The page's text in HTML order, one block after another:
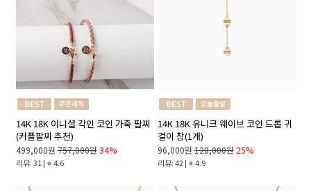
14K 18K 이니셜 각인 코인 가죽 팔찌
(커플팔찌 추천)
499,000원 757,000원 34%
리뷰: 31 | 4.6
14K 18K 유니크 웨이브 코인 드롭 귀
걸이 참(1개)
96,000원 128,000원 25%
리뷰: 42 | 4.9